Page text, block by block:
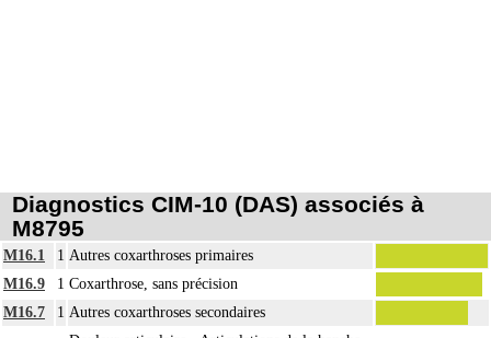
Diagnostics CIM-10 (DAS) associés à
M8795
M16.1 1 Autres coxarthroses primaires
M16.9
1 Coxarthrose, sans précision
M16.7
1 Autres coxarthroses secondaires